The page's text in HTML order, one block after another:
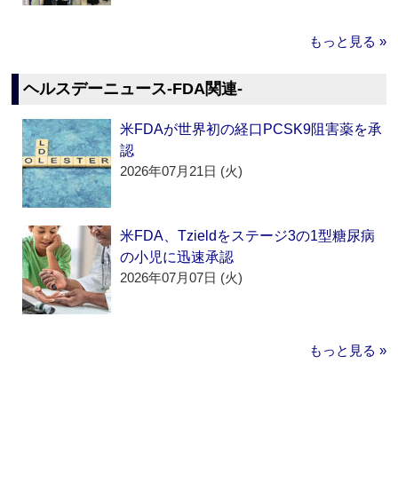
もっと見る »
ヘルスデーニュース‐FDA関連‐
米FDAが世界初の経口PCSK9阻害薬を承
認
2026年07月21日 (火)
米FDA、Tzieldをステージ3の1型糖尿病
の小児に迅速承認
2026年07月07日 (火)
もっと見る »